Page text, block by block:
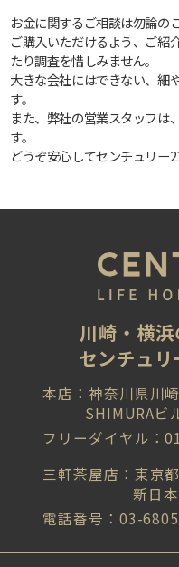
お金に関するご相談は勿論の
ご購入いただけるよう、ご紹
たり調査を惜しみません。
大きな会社にはできない、細
す。
また、弊社の営業スタッフは
す。
どうぞ安心してセンチュリー
川崎・横
センチュ
本店：神奈川県川
SHIMURAビ
フリーダイヤル：
三軒茶屋店：東京
新日
電話番号：03-